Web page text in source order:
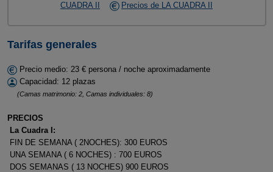
CUADRA II Precios de LA CUADRA II
Tarifas generales
Precio medio: 23 € persona / noche aproximadamente
Capacidad: 12 plazas
(Camas matrimonio: 2, Camas individuales: 8)
PRECIOS
La Cuadra I:
FIN DE SEMANA ( 2NOCHES): 300 EUROS
UNA SEMANA ( 6 NOCHES) : 700 EUROS
DOS SEMANAS ( 13 NOCHES) 900 EUROS